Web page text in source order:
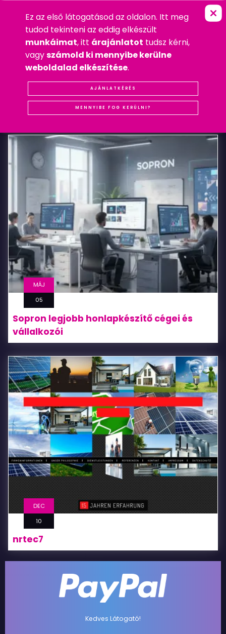
ASTÁNC WEBSHO FŐOLDAL
LOGÓ
2008. NOVEMBER 3. HÉTFŐ
LOGÓ
, WEBDESIGN ,
WEBSHOP
#LOGÓ
#REFERENCIA #SOPRON
KAPCSOLÓDÓBEJEGYZÉSEK
MÁJ
05
Sopron legjobb honlapkészítő cégei és
vállalkozói
DEC
10
nrtec7
Kedves Látogató!
Ez az első látogatásod az oldalon. Itt meg
tudod tekinteni az eddig elkészült
munkáimat, itt árajánlatot tudsz kérni,
vagyszámold ki mennyibe kerülne
weboldalad elkészítése.
AJÁNLATKÉRÉS
MENNYIBE FOG KERÜLNI?